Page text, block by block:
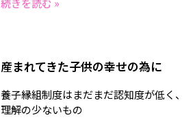
続きを読む »
産まれてきた子供の幸せの為に
養子縁組制度はまだまだ認知度が低く、
理解の少ないもの